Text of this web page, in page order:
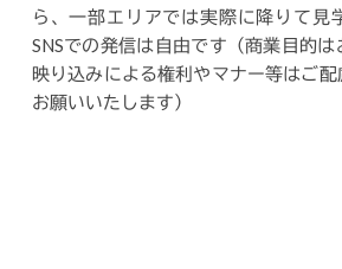
ら、一部エリアでは実際に降りて見
SNSでの発信は自由です（商業目的
映り込みによる権利やマナー等はご
お願いいたします）